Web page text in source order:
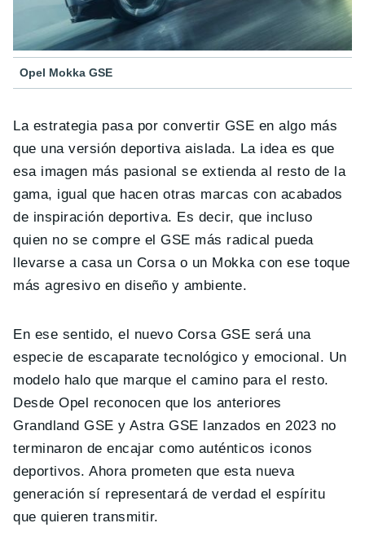
Opel Mokka GSE
La estrategia pasa por convertir GSE en algo más
que una versión deportiva aislada. La idea es que
esa imagen más pasional se extienda al resto de la
gama, igual que hacen otras marcas con acabados
de inspiración deportiva. Es decir, que incluso
quien no se compre el GSE más radical pueda
llevarse a casa un Corsa o un Mokka con ese toque
más agresivo en diseño y ambiente.
En ese sentido, el nuevo Corsa GSE será una
especie de escaparate tecnológico y emocional. Un
modelo halo que marque el camino para el resto.
Desde Opel reconocen que los anteriores
Grandland GSE y Astra GSE lanzados en 2023 no
terminaron de encajar como auténticos iconos
deportivos. Ahora prometen que esta nueva
generación sí representará de verdad el espíritu
que quieren transmitir.